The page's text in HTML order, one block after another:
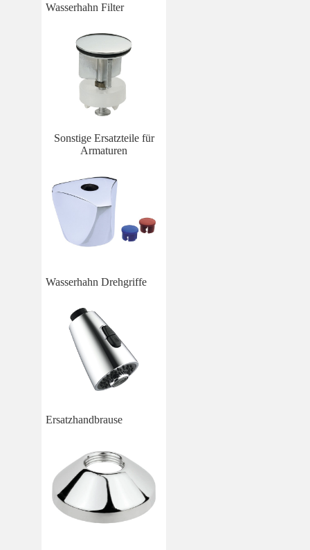
Wasserhahn Filter
Sonstige Ersatzteile für
Armaturen
Wasserhahn Drehgriffe
Ersatzhandbrause